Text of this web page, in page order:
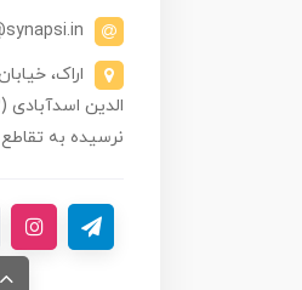
اراک،
نرسیده به